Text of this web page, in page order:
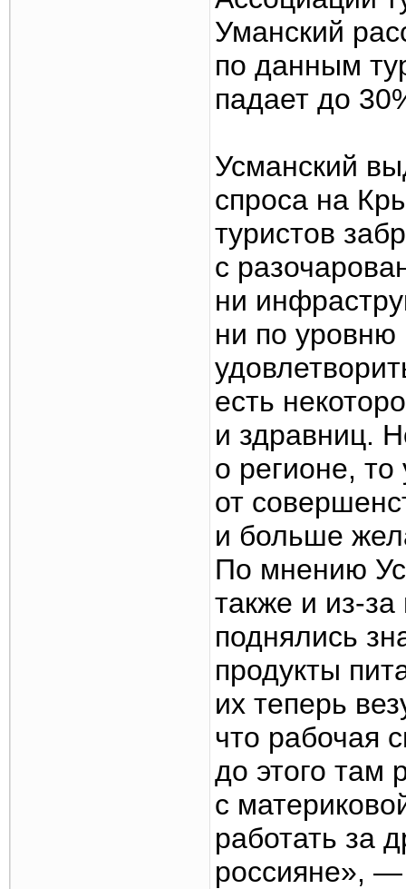
Уманский
по данным
падает до
Усманский
спроса на
туристов
с
ни
ни по уровню
есть
и здравниц.
о регионе,
от
и больше
По мнению
также и из-
поднялись
продукты
их теперь
что рабочая
до этого там
с
работать за
россияне», —